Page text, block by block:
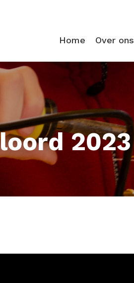
Home Over ons
2023